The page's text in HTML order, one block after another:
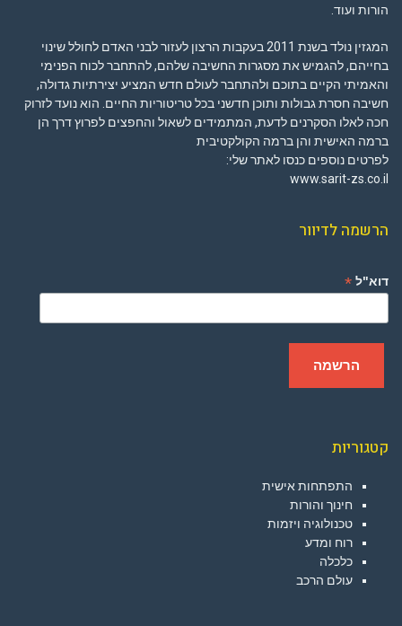
הורות ועוד.
המגזין נולד בשנת 2011 בעקבות הרצון לעזור לבני האדם לחולל שינוי
בחייהם, להגמיש את מסגרות החשיבה שלהם, להתחבר לכוח הפנימי
והאמיתי הקיים בתוכם ולהתחבר לעולם חדש המציע יצירתיות גדולה,
חשיבה חסרת גבולות ותוכן חדשני בכל טריטוריות החיים. הוא נועד לזרוק
חכה לאלו הסקרנים לדעת, המתמידים לשאול והחפצים לפרוץ דרך הן
ברמה האישית והן ברמה הקולקטיבית
לפרטים נוספים כנסו לאתר שלי:
www.sarit-zs.co.il
הרשמה לדיוור
דוא"ל *
קטגוריות
התפתחות אישית
חינוך והורות
טכנולוגיה ויזמות
רוח ומדע
כלכלה
עולם הרכב